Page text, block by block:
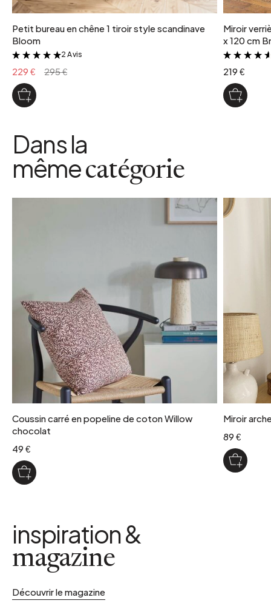
Petit bureau en chêne 1 tiroir style scandinave
Bloom
&
2 Avis
229 € 295 €
Miroir
x 120 cm
219 €
Dans la
mêmecatégorie
Coussin carré en popeline de coton Willow
chocolat
49 €
Miroir
89 €
inspiration &
magazine
Découvrir le magazine